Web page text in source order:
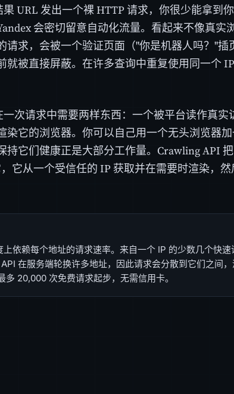
URL 发出一个裸 HTTP 请求，你很少能拿到
会密切留意自动化流量。看起来不像真实
请求，会被一个验证页面（"你是机器人吗？"插
就被直接屏蔽。在许多查询中重复使用同一个
次请求中需要两样东西：一个被平台读作真实
染它的浏览器。你可以自己用一个无头浏览器
持它们健康正是大部分工作量。Crawling API
它从一个受信任的 IP 获取并在需要时渲染，
依赖每个地址的请求速率。来自一个 IP 的少数几个快速
在服务端轮换许多地址，因此请求会分散到它们之间
20,000 次免费请求起步，无需信用卡。